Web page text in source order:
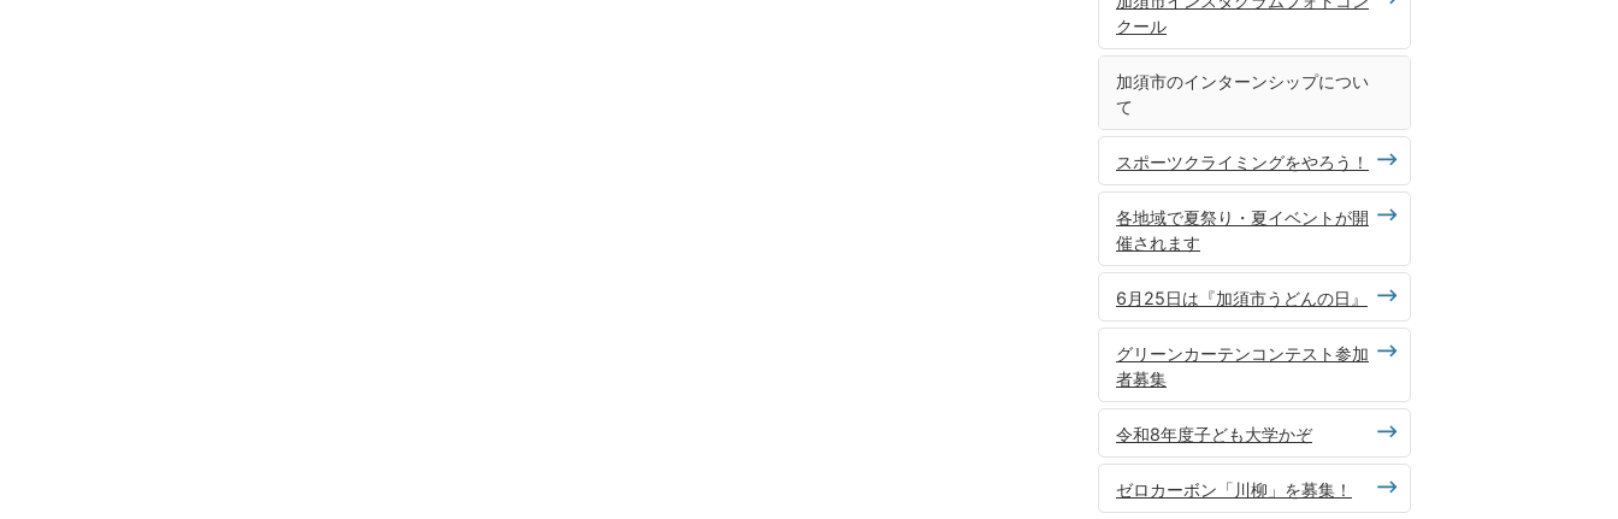
クール
加須市のインターンシップについ
て
スポーツクライミングをやろう！
各地域で夏祭り・夏イベントが開
催されます
6月25日は『加須市うどんの日』
グリーンカーテンコンテスト参加
者募集
令和8年度子ども大学かぞ
ゼロカーボン「川柳」を募集！